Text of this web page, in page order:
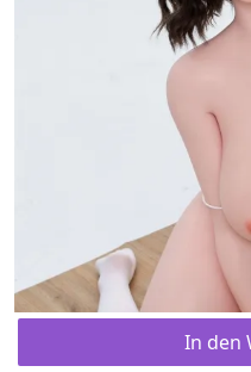
In den